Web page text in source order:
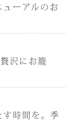
ーアルのお
沢にお籠
す時間を。季